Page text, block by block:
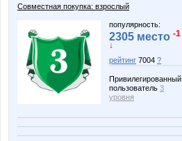
Совместная покупка: взрослый
популярность:
2305 место -1
↓
рейтинг 7004 ?
Привилегированный
пользователь 3
уровня